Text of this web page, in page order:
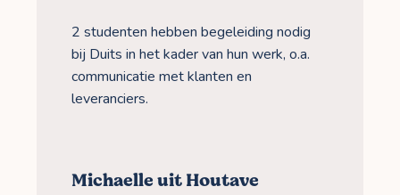
2 studenten hebben begeleiding nodig
bij Duits in het kader van hun werk, o.a.
communicatie met klanten en
leveranciers.
Michaelle uit Houtave